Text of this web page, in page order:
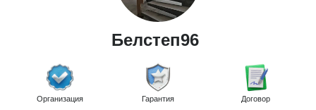
Белстеп96
Организация Гарантия Договор